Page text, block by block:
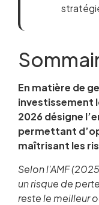
En matière de
investissement
2026 désigne
permettant
maîtrisant les
Selon l’AMF
un risque de
reste le meilleur